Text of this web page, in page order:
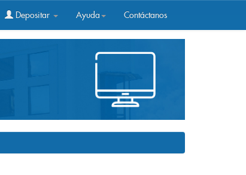
Depositar Ayuda Contáctanos